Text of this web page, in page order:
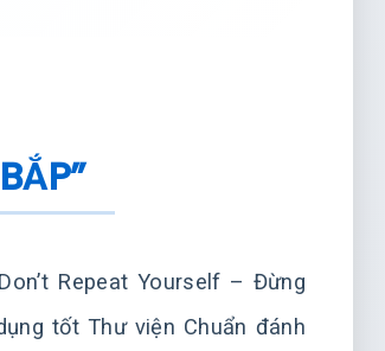
Repeat Yourself – Đừng
tốt Thư viện Chuẩn đánh